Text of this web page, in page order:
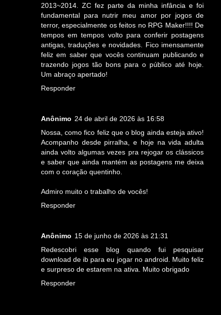
2013~2014. ZC fez parte da minha infância e foi
fundamental para nutrir meu amor por jogos de
terror, especialmente os feitos no RPG Maker!!!! De
tempos em tempos volto para conferir postagens
antigas, traduções e novidades. Fico imensamente
feliz em saber que vocês continuam publicando e
trazendo jogos tão bons para o público até hoje.
Um abraço apertado!
Responder
Anônimo 24 de abril de 2026 às 16:58
Nossa, como fico feliz que o blog ainda esteja ativo!
Acompanho desde pirralha, e hoje na vida adulta
ainda volto algumas vezes pra rejogar os clássicos
e saber que ainda mantém as postagens me deixa
com o coração quentinho.
Admiro muito o trabalho de vocês!
Responder
Anônimo 15 de junho de 2026 às 21:31
Redescobri esse blog quando fui pesquisar
download de ib para eu jogar no android. Muito feliz
e surpreso de estarem na ativa. Muito obrigado
Responder